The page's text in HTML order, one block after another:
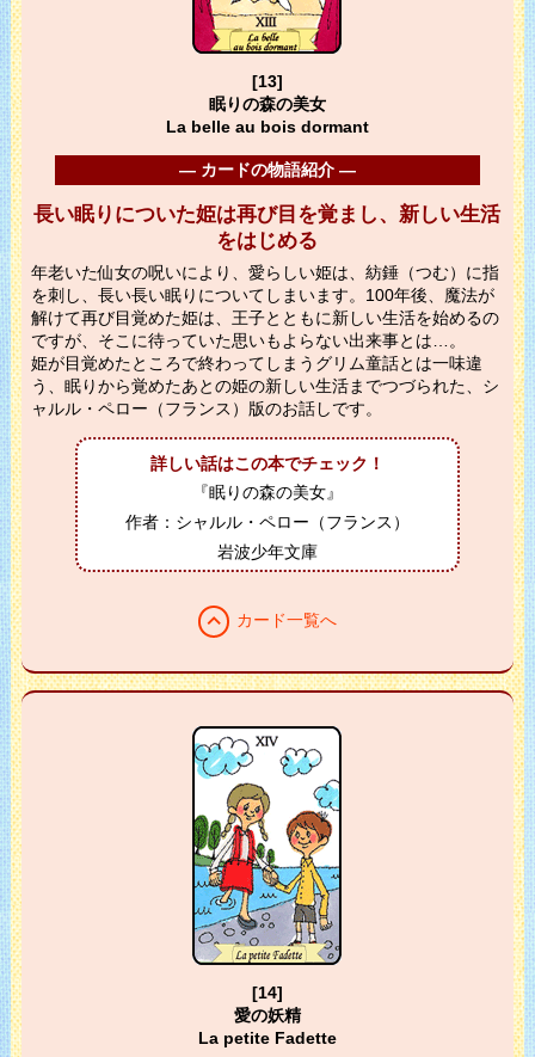
[13]
眠りの森の美女
La belle au bois dormant
― カードの物語紹介 ―
長い眠りについた姫は再び目を覚まし、新しい生活
をはじめる
年老いた仙女の呪いにより、愛らしい姫は、紡錘（つむ）に指
を刺し、長い長い眠りについてしまいます。100年後、魔法が
解けて再び目覚めた姫は、王子とともに新しい生活を始めるの
ですが、そこに待っていた思いもよらない出来事とは…。
姫が目覚めたところで終わってしまうグリム童話とは一味違
う、眠りから覚めたあとの姫の新しい生活までつづられた、シ
ャルル・ペロー（フランス）版のお話しです。
詳しい話はこの本でチェック！
『眠りの森の美女』
作者：シャルル・ペロー（フランス）
岩波少年文庫
expand_less カード一覧へ
[14]
愛の妖精
La petite Fadette